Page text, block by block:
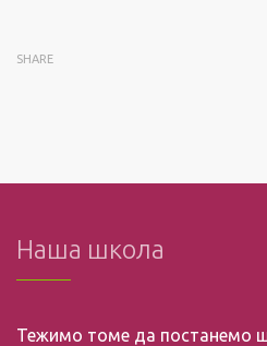
SHARE
Наша школа
Тежимо томе да постанемо